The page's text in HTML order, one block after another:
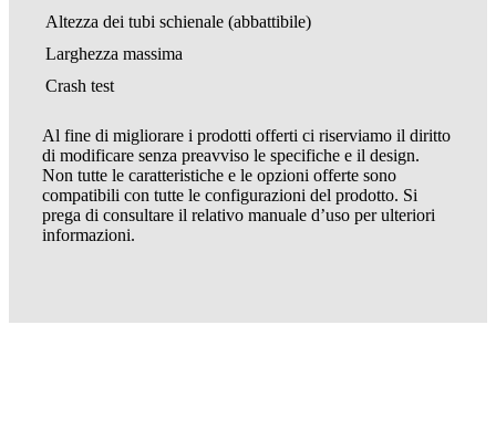
Altezza dei tubi schienale (abbattibile)
Larghezza massima
Crash test
Al fine di migliorare i prodotti offerti ci riserviamo il diritto
di modificare senza preavviso le specifiche e il design.
Non tutte le caratteristiche e le opzioni offerte sono
compatibili con tutte le configurazioni del prodotto. Si
prega di consultare il relativo manuale d’uso per ulteriori
informazioni.